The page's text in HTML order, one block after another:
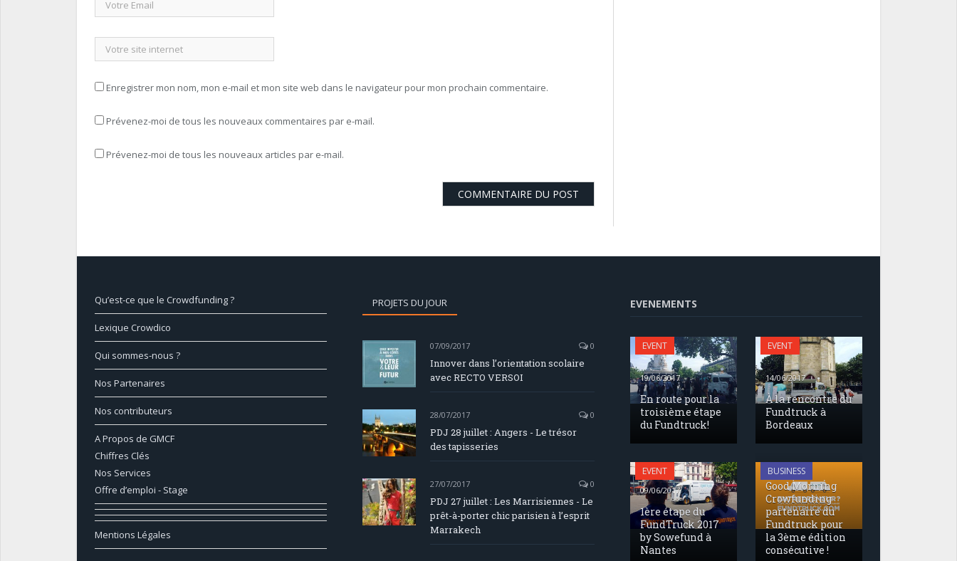
Enregistrer mon nom, mon e-mail et mon site web dans le navigateur pour mon prochain commentaire.
Prévenez-moi de tous les nouveaux commentaires par e-mail.
Prévenez-moi de tous les nouveaux articles par e-mail.
Qu’est-ce que le Crowdfunding ?
Lexique Crowdico
Qui sommes-nous ?
Nos Partenaires
Nos contributeurs
A Propos de GMCF
Chiffres Clés
Nos Services
Offre d’emploi - Stage
Mentions Légales
PROJETS DU JOUR
07/09/2017 0
Innover dans l’orientation scolaire
avec RECTO VERSOI
28/07/2017 0
PDJ 28 juillet : Angers - Le trésor
des tapisseries
27/07/2017 0
PDJ 27 juillet : Les Marrisiennes - Le
prêt-à-porter chic parisien à l’esprit
Marrakech
EVENEMENTS
EVENT
19/06/2017
En route pour la
troisième étape
du Fundtruck!
EVENT
14/06/2017
À la rencontre du
Fundtruck à
Bordeaux
EVENT
09/06/2017
1ère étape du
FundTruck 2017
by Sowefund à
Nantes
BUSINESS
17/05/2017
Good Morning
Crowfunding
partenaire du
Fundtruck pour
la 3ème édition
consécutive !